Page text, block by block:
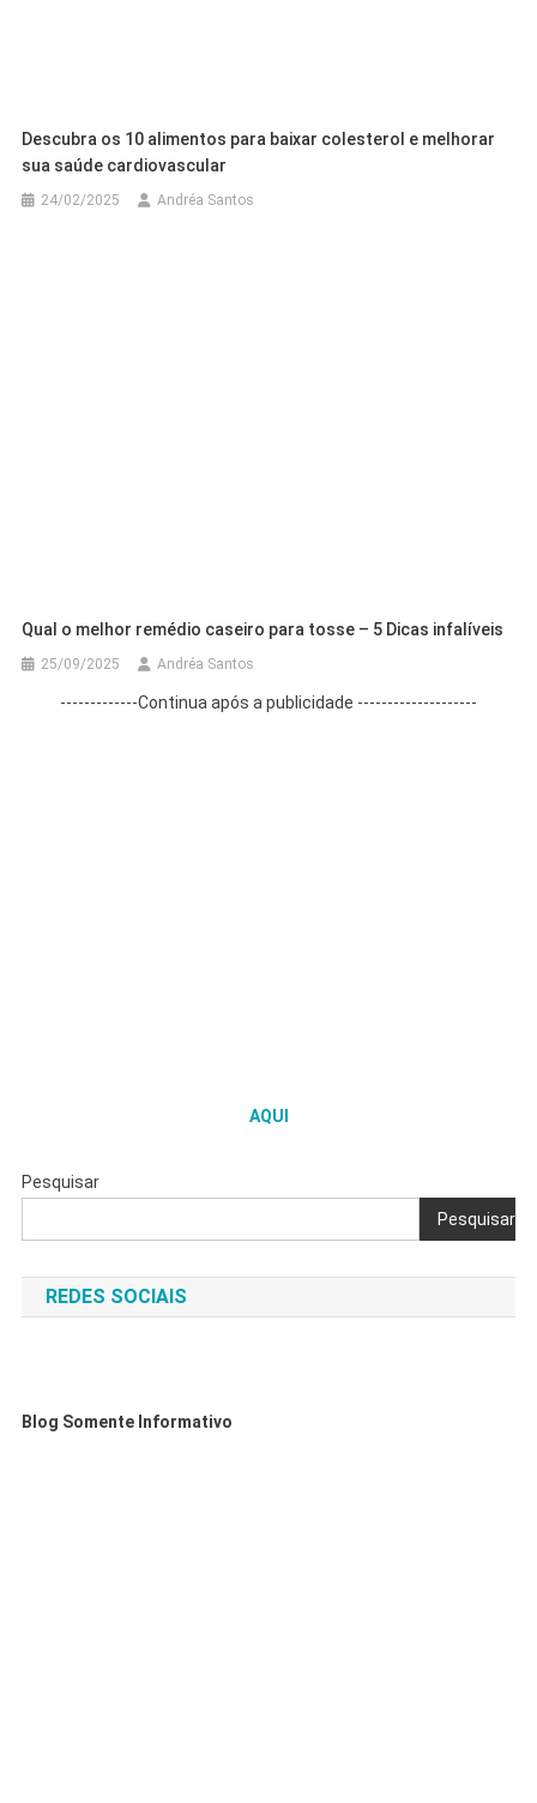
Descubra os 10 alimentos para baixar colesterol e melhorar
sua saúde cardiovascular
24/02/2025 Andréa Santos
Qual o melhor remédio caseiro para tosse – 5 Dicas infalíveis
25/09/2025 Andréa Santos
-------------Continua após a publicidade --------------------
AQUI
Pesquisar
Pesquisar
REDES SOCIAIS
Blog Somente Informativo